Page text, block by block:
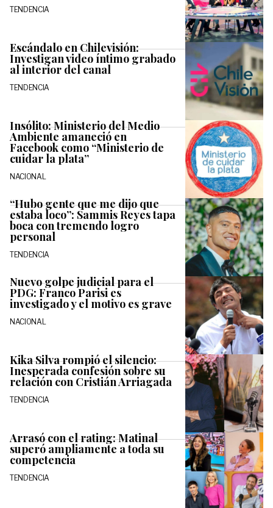
TENDENCIA
Escándalo en Chilevisión:
Investigan video íntimo grabado
al interior del canal
TENDENCIA
Insólito: Ministerio del Medio
Ambiente amaneció en
Facebook como “Ministerio de
cuidar la plata”
NACIONAL
“Hubo gente que me dijo que
estaba loco”: Sammis Reyes tapa
boca con tremendo logro
personal
TENDENCIA
Nuevo golpe judicial para el
PDG: Franco Parisi es
investigado y el motivo es grave
NACIONAL
Kika Silva rompió el silencio:
Inesperada confesión sobre su
relación con Cristián Arriagada
TENDENCIA
Arrasó con el rating: Matinal
superó ampliamente a toda su
competencia
TENDENCIA